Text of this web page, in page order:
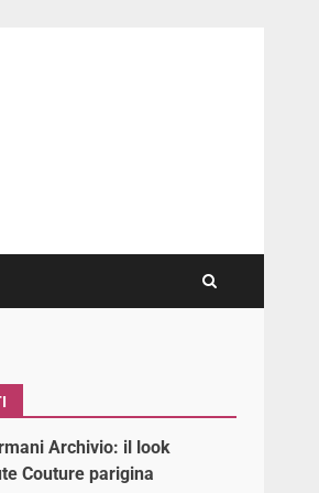
Archivio: il look
Couture parigina